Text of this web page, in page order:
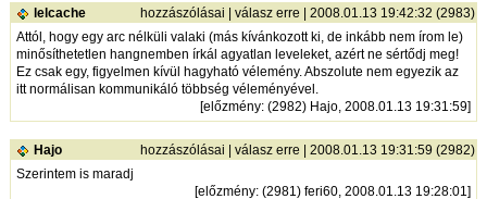
lelcache hozzászólásai válasz erre | 2008.01.13 19:42:32 (2983)
Attól, hogy egy arc nélküli valaki (más kívánkozott ki, de inkább nem írom le)
minősíthetetlen hangnemben írkál agyatlan leveleket, azért ne sértődj meg!
Ez csak egy, figyelmen kívül hagyható vélemény. Abszolute nem egyezik az
itt normálisan kommunikáló többség véleményével.
[előzmény: (2982) Hajo, 2008.01.13 19:31:59]
Hajo hozzászólásai válasz erre | 2008.01.13 19:31:59 (2982)
Szerintem is maradj
[előzmény: (2981) feri60, 2008.01.13 19:28:01]